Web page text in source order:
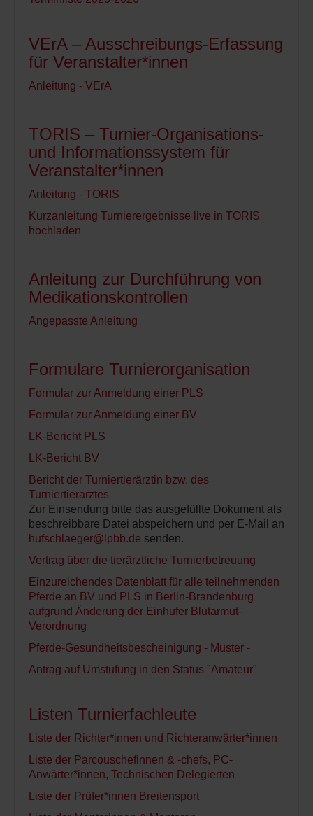
VErA – Ausschreibungs-Erfassung
für Veranstalter*innen
Anleitung - VErA
TORIS – Turnier-Organisations-
und Informationssystem für
Veranstalter*innen
Anleitung - TORIS
Kurzan leitung Turnierergebnisse live in TORIS
hochladen
Anleitung zur Durchführung von
Medikationskontrollen
Angepasste Anleitung
Formulare Turnierorganisation
Formular zur Anmeldung einer PLS
Formular zur Anmeldung einer BV
LK-Bericht PLS
LK-Bericht BV
Bericht der Turniertierärztin bzw. des
Turniertierarztes
Zur Einsendung bitte das ausgefüllte Dokument als
beschreibbare Datei abspeichern und per E-Mail an
hufschlaeger@lpbb.de senden.
Vertrag über die tierärztliche Turnierbetreuung
Einzureichendes Datenblatt für alle teilnehmenden
Pferde an BV und PLS in Berlin-Brandenburg
aufgrund Änderung der Einhufer Blutarmut-
Verordnung
Pferde-Gesundheitsbescheinigung - Muster -
Antrag auf Umstufung in den Status "Amateur"
Listen Turnierfachleute
Liste der Richter*innen und Richteranwärter*innen
Liste der Parcouschefinnen & -chefs, PC-
Anwärter*innen, Technischen Delegierten
Liste der Prüfer*innen Breitensport